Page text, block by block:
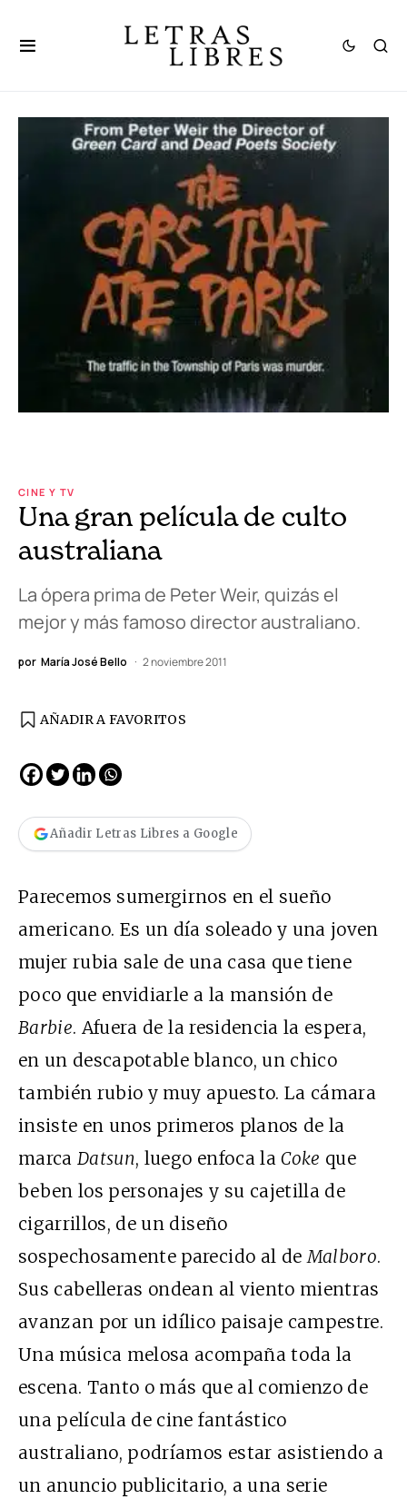
CINE Y TV
Una gran película de culto
australiana
La ópera prima de Peter Weir, quizás el
mejor y más famoso director australiano.
por María José Bello 2 noviembre 2011
AÑADIR A FAVORITOS
Añadir Letras Libres a Google
Parecemos sumergirnos en el sueño
americano. Es un día soleado y una joven
mujer rubia sale de una casa que tiene
poco que envidiarle a la mansión de
Barbie. Afuera de la residencia la espera,
en un descapotable blanco, un chico
también rubio y muy apuesto. La cámara
insiste en unos primeros planos de la
marcaDatsun, luego enfoca laCoke que
beben los personajes y su cajetilla de
cigarrillos, de un diseño
sospechosamente parecido al deMalboro.
Sus cabelleras ondean al viento mientras
avanzan por un idílico paisaje campestre.
Una música melosa acompaña toda la
escena. Tanto o más que al comienzo de
una película de cine fantástico
australiano, podríamos estar asistiendo a
un anuncio publicitario, a una serie